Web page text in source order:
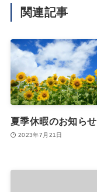
関連記事
夏季休暇のお知らせ
2023年7月21日